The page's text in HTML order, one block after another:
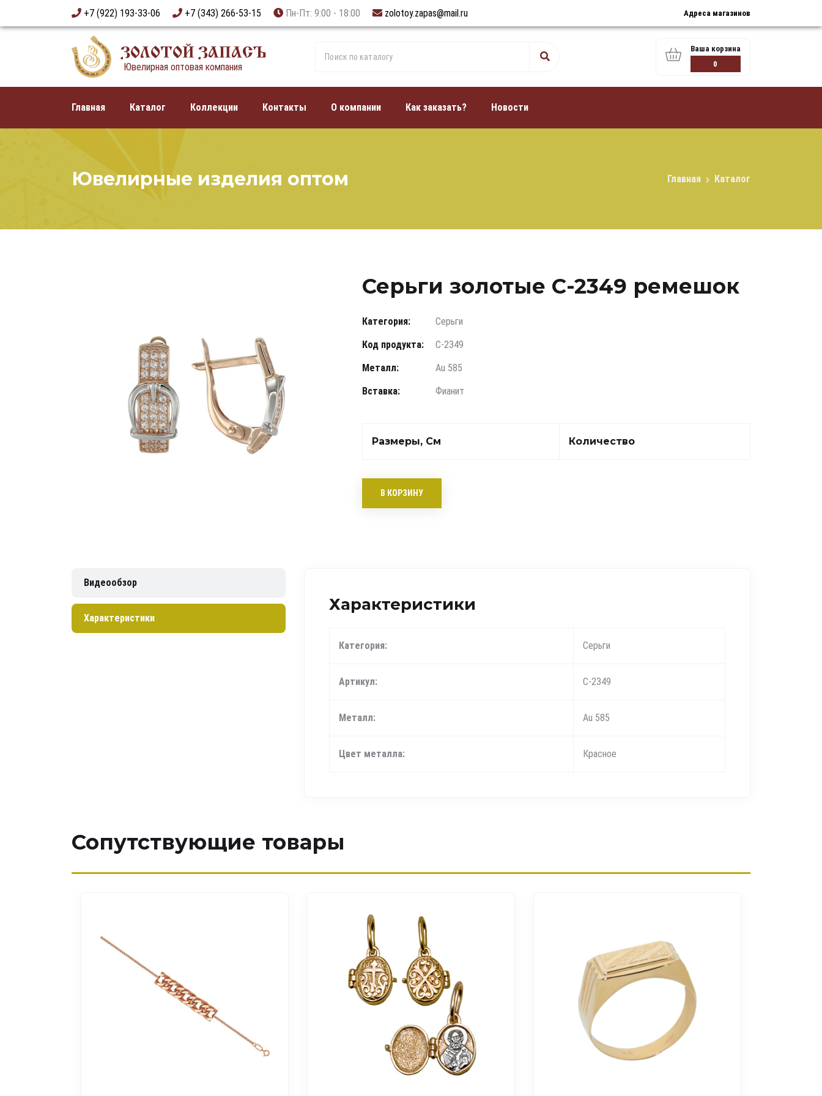
+7 (922) 193-33-06 +7 (343) 266-53-15 Пн-Пт: 9:00 - 18:00 zolotoy.zapas@mail.ru Адреса магазинов
ЗОЛОТОЙ ЗАПАСЪ
Ювелирная оптовая компания
Ваша корзина
0
Главная Каталог Коллекции Контакты О компании Как заказать? Новости
Ювелирные изделия оптом Главная Каталог
Серьги золотые С-2349 ремешок
Категория:
Серьги
Код продукта:
С-2349
Металл:
Au 585
Вставка:
Фианит
Размеры, См Количество
В КОРЗИНУ
Видеообзор
Характеристики
Характеристики
Категория: Серьги
Артикул: С-2349
Металл: Au 585
Цвет металла: Красное
Сопутствующие товары